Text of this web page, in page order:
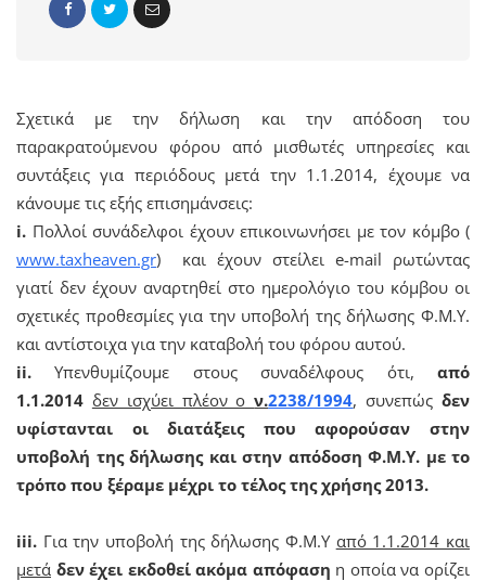
Σχετικά με την δήλωση και την απόδοση του
παρακρατούμενου φόρου από μισθωτές υπηρεσίες και
συντάξεις για περιόδους μετά την 1.1.2014, έχουμε να
κάνουμε τις εξής επισημάνσεις:
i. Πολλοί συνάδελφοι έχουν επικοινωνήσει με τον κόμβο (
www.taxheaven.gr) και έχουν στείλει e-mail ρωτώντας
γιατί δεν έχουν αναρτηθεί στο ημερολόγιο του κόμβου οι
σχετικές προθεσμίες για την υποβολή της δήλωσης Φ.Μ.Υ.
και αντίστοιχα για την καταβολή του φόρου αυτού.
ii. Υπενθυμίζουμε στους συναδέλφους ότι, από
1.1.2014 δεν ισχύει πλέον ον.2238/1994, συνεπώςδεν
υφίστανται οι διατάξεις που αφορούσαν στην
υποβολή της δήλωσης και στην απόδοση Φ.Μ.Υ. με το
τρόπο που ξέραμε μέχρι το τέλος της χρήσης 2013.
iii. Για την υποβολή της δήλωσης Φ.Μ.Υ από 1.1.2014 και
μετά δεν έχει εκδοθεί ακόμα απόφαση η οποία να ορίζει